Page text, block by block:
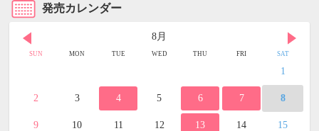
発売カレンダー
8月
SUN MON TUE WED THU FRI SAT
1
2 3 4 5 6 7 8
9 10 11 12 13 14 15